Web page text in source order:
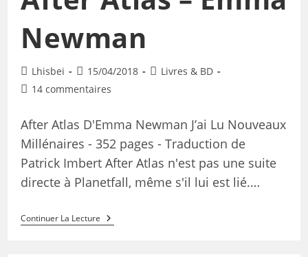
Newman
Lhisbei 15/04/2018
Livres & BD
14 commentaires
After Atlas D'Emma Newman J’ai Lu Nouveaux
Millénaires - 352 pages - Traduction de
Patrick Imbert After Atlas n'est pas une suite
directe à Planetfall, même s'il lui est lié.…
Continuer La Lecture